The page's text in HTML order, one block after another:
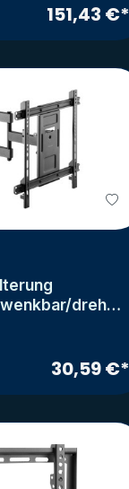
151,43 €*
drehba
30,59 €*